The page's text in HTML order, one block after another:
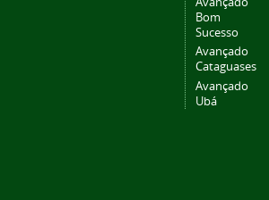
Bom
Sucesso
Avançado
Cataguases
Avançado
Ubá